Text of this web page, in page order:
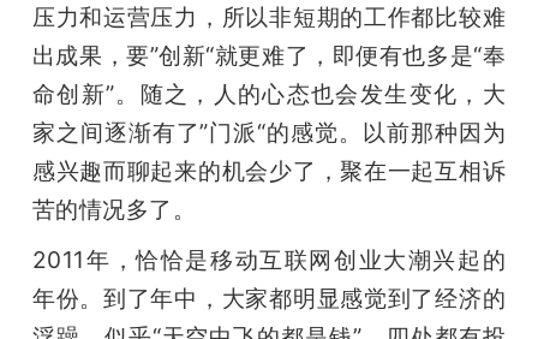
压力和运营压力，所以非短期的工作都比较难
出成果，要”创新“就更难了，即便有也多是“奉
命创新”。随之，人的心态也会发生变化，大
家之间逐渐有了”门派“的感觉。以前那种因为
感兴趣而聊起来的机会少了，聚在一起互相诉
苦的情况多了。
2011年，恰恰是移动互联网创业大潮兴起的
年份。到了年中，大家都明显感觉到了经济的